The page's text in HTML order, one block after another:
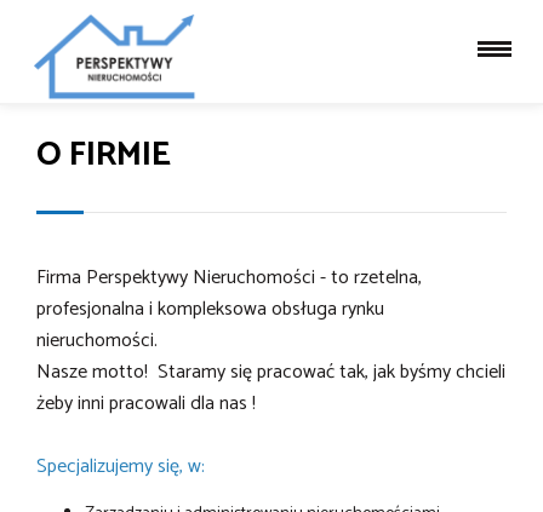
O FIRMIE
Firma Perspektywy Nieruchomości - to rzetelna,
profesjonalna i kompleksowa obsługa rynku
nieruchomości.
Nasze motto! Staramy się pracować tak, jak byśmy chcieli
żeby inni pracowali dla nas !
Specjalizujemy się, w: